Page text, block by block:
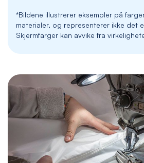
*Bildene illustrerer eksempler på
materialer, og representerer ikke det
Skjermfarger kan avvike fra